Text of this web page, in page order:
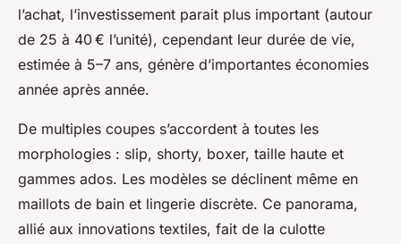
l’achat, l’investissement parait plus important (autour
de 25 à 40 € l’unité), cependant leur durée de vie,
estimée à 5–7 ans, génère d’importantes économies
année après année.
De multiples coupes s’accordent à toutes les
morphologies : slip, shorty, boxer, taille haute et
gammes ados. Les modèles se déclinent même en
maillots de bain et lingerie discrète. Ce panorama,
allié aux innovations textiles, fait de la culotte